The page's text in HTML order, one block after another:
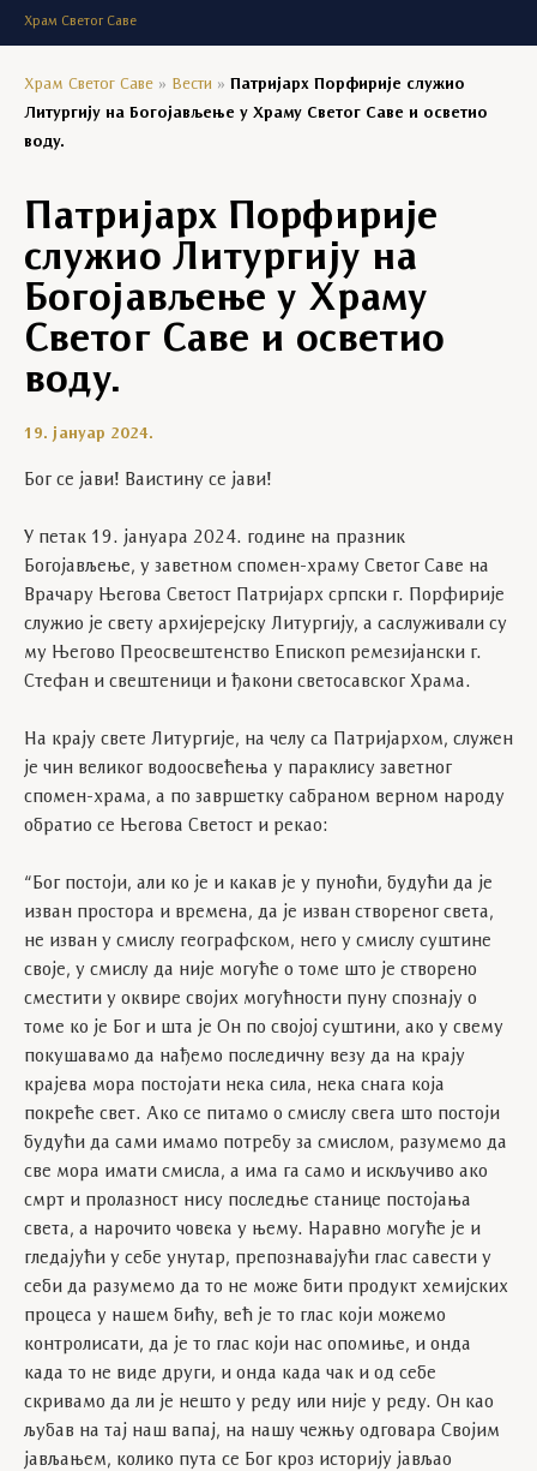
Храм Светог Саве
Храм Светог Саве » Вести » Патријарх Порфирије служио
Литургију на Богојављење у Храму Светог Саве и осветио
воду.
Патријарх Порфирије
служио Литургију на
Богојављење у Храму
Светог Саве и осветио
воду.
19. јануар 2024.
Бог се јави! Ваистину се јави!
У петак 19. јануара 2024. године на празник
Богојављење, у заветном спомен-храму Светог Саве на
Врачару Његова Светост Патријарх српски г. Порфирије
служио је свету архијерејску Литургију, а саслуживали су
му Његово Преосвештенство Епископ ремезијански г.
Стефан и свештеници и ђакони светосавског Храма.
На крају свете Литургије, на челу са Патријархом, служен
је чин великог водоосвећења у параклису заветног
спомен-храма, а по завршетку сабраном верном народу
обратио се Његова Светост и рекао:
“Бог постоји, али ко је и какав је у пуноћи, будући да је
изван простора и времена, да је изван створеног света,
не изван у смислу географском, него у смислу суштине
своје, у смислу да није могуће о томе што је створено
сместити у оквире својих могућности пуну спознају о
томе ко је Бог и шта је Он по својој суштини, ако у свему
покушавамо да нађемо последичну везу да на крају
крајева мора постојати нека сила, нека снага која
покреће свет. Ако се питамо о смислу свега што постоји
будући да сами имамо потребу за смислом, разумемо да
све мора имати смисла, а има га само и искључиво ако
смрт и пролазност нису последње станице постојања
света, а нарочито човека у њему. Наравно могуће је и
гледајући у себе унутар, препознавајући глас савести у
себи да разумемо да то не може бити продукт хемијских
процеса у нашем бићу, већ је то глас који можемо
контролисати, да је то глас који нас опомиње, и онда
када то не виде други, и онда када чак и од себе
скривамо да ли је нешто у реду или није у реду. Он као
љубав на тај наш вапај, на нашу чежњу одговара Својим
јављањем, колико пута се Бог кроз историју јављао